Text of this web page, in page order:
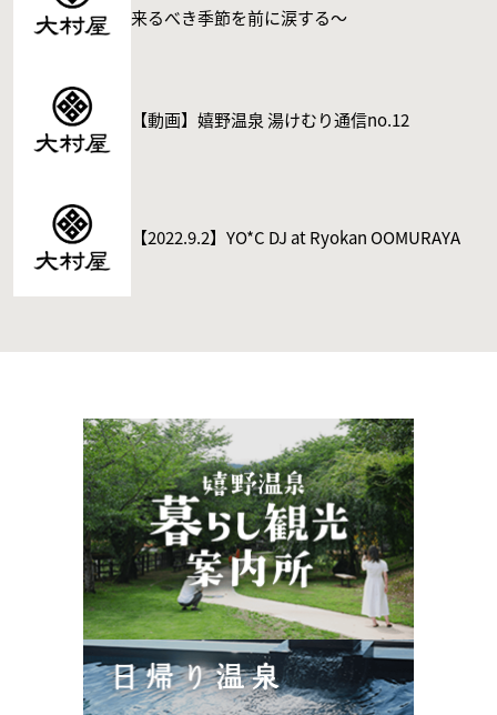
来るべき季節を前に涙する〜
【動画】嬉野温泉 湯けむり通信no.12
【2022.9.2】YO*C DJ at Ryokan OOMURAYA